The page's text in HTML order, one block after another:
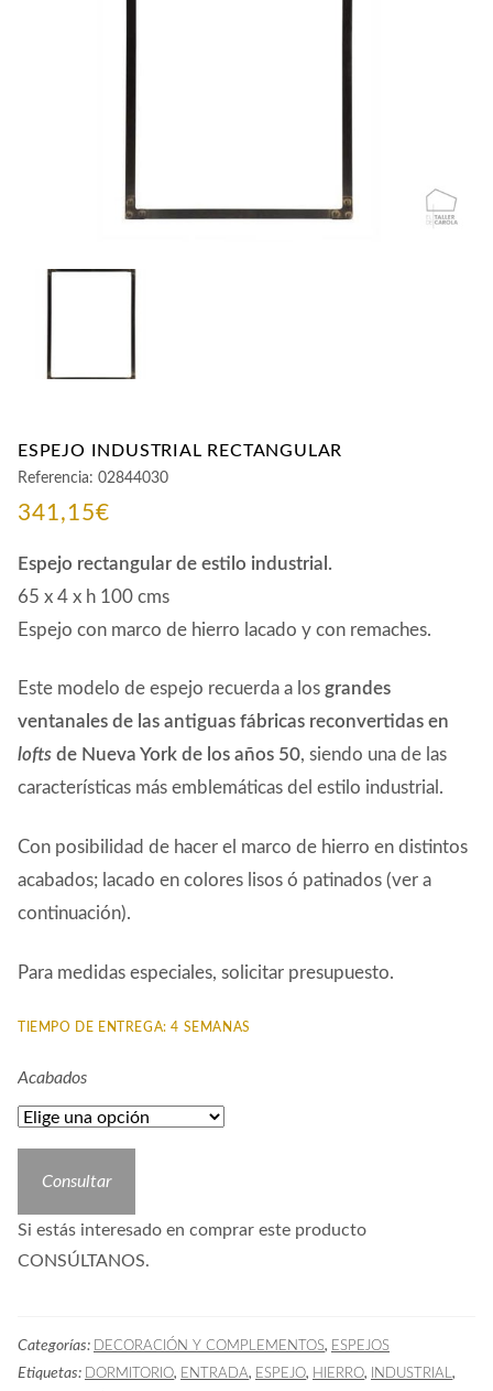
ESPEJO INDUSTRIAL RECTANGULAR
Referencia: 02844030
341,15€
Espejo rectangular de estilo industrial.
65 x 4 x h 100 cms
Espejo con marco de hierro lacado y con remaches.
Este modelo de espejo recuerda a los grandes
ventanales de las antiguas fábricas reconvertidas en
lofts de Nueva York de los años 50, siendo una de las
características más emblemáticas del estilo industrial.
Con posibilidad de hacer el marco de hierro en distintos
acabados; lacado en colores lisos ó patinados (ver a
continuación).
Para medidas especiales, solicitar presupuesto.
TIEMPO DE ENTREGA: 4 SEMANAS
Acabados
Consultar
Si estás interesado en comprar este producto
CONSÚLTANOS.
Categorías: DECORACIÓN Y COMPLEMENTOS, ESPEJOS
Etiquetas: DORMITORIO, ENTRADA, ESPEJO, HIERRO, INDUSTRIAL ,